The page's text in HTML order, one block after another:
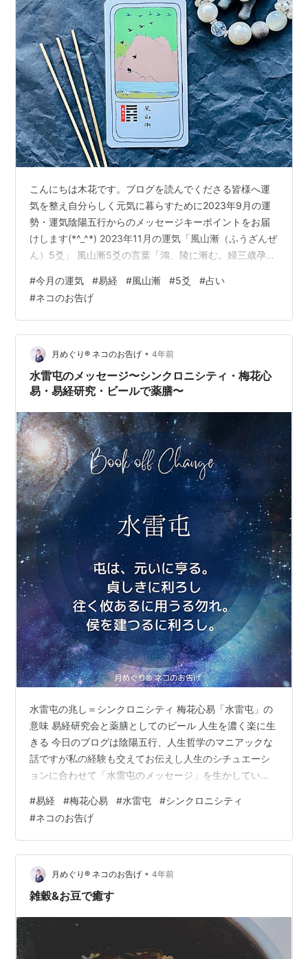
こんにちは木花です。ブログを読んでくださる皆様へ運
気を整え自分らしく元気に暮らすために2023年9月の運
勢・運気陰陽五行からのメッセージキーポイントをお届
けします(*^_^*) 2023年11月の運気「風山漸（ふうざんぜ
ん）5爻」 風山漸5爻の言葉「鴻、陵に漸む。婦三歳孕ま
より一回り大きい）水鳥のこと。※「孕まず」の孕む（は
らむ）妊娠のこと。＜爻の言葉の意味＞水鳥が3年もの
間、妻と会うことができずそのため妻は妊娠できずにい
たが しかし最終的に悪（悪状況・悪者）は正しい道理に
勝つことはなくついにこの水鳥は妻に会うことができる
ので吉である。＜5爻…
#今月の運気 #易経 #風山漸 #5爻 #占い
#ネコのお告げ
月めぐり®︎ ネコのお告げ • 4年前
水雷屯のメッセージ〜シンクロニシティ・梅花心
易・易経研究・ビールで薬膳〜
水雷屯の兆し＝シンクロニシティ 梅花心易「水雷屯」の
意味 易経研究会と薬膳としてのビール 人生を濃く楽に生
きる 今日のブログは陰陽五行、人生哲学のマニアックな
話ですが私の経験も交えてお伝えし人生のシチュエーシ
ョンに合わせて「水雷屯のメッセージ」を生かしていた
ィ 土曜日の朝家を出てバス停へ向かう途中目に飛び込ん
だ風景が上の写真。雲が織物のように重なり合いそこに
電線が入り込む風景をみて真っ先に頭に浮かんだのが易
経の水雷屯の象伝の言葉「彖に曰く、雲雷は屯なり。君
子もって経綸す。」「経と」は縦軸のこと布（織物）を
作るとき縦糸はピンと張り横糸（横軸）だ…
#易経 #梅花心易 #水雷屯 #シンクロニシティ
#ネコのお告げ
月めぐり®︎ ネコのお告げ • 4年前
雑穀&お豆で癒す